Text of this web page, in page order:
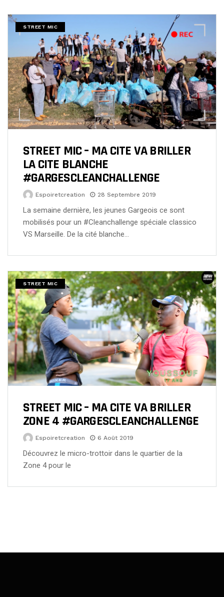
STREET MIC
STREET MIC – MA CITE VA BRILLER
LA CITE BLANCHE
#GARGESCLEANCHALLENGE
Espoiretcreation 28 Septembre 2019
La semaine dernière, les jeunes Gargeois ce sont
mobilisés pour un #Cleanchallenge spéciale classico
VS Marseille. De la cité blanche…
STREET MIC
STREET MIC – MA CITE VA BRILLER
ZONE 4 #GARGESCLEANCHALLENGE
Espoiretcreation 6 Août 2019
Découvrez le micro-trottoir dans le quartier de la
Zone 4 pour le